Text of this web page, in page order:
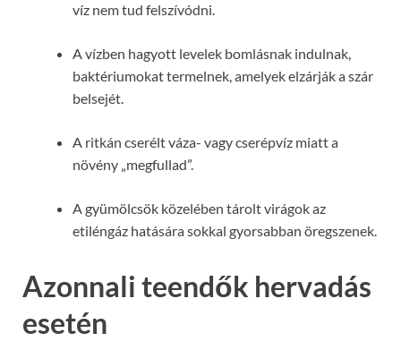
víz nem tud felszívódni.
A vízben hagyott levelek bomlásnak indulnak,
baktériumokat termelnek, amelyek elzárják a szár
belsejét.
A ritkán cserélt váza- vagy cserépvíz miatt a
növény „megfullad”.
A gyümölcsök közelében tárolt virágok az
etiléngáz hatására sokkal gyorsabban öregszenek.
Azonnali teendők hervadás
esetén